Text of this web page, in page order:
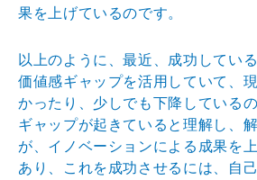
果を上げているのです。
以上のように、最近、成功してい
価値感ギャップを活用していて、
かったり、少しでも下降している
ギャップが起きていると理解し、
が、イノベーションによる成果を
あり、これを成功させるには、自